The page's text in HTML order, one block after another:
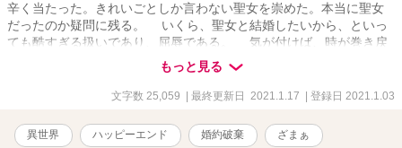
辛く当たった。きれいごとしか言わない聖女を崇めた。本当に聖女
だったのか疑問に残る。 いくら、聖女と結婚したいから、といっ
ても酷すぎる扱いであり、屈辱である。 気が付けば、時が巻き戻
り３歳頃のビクトリアになっていた。今から１５年間必死に勉強し
て、聖女を超える魅力的な聖女になって、仕返ししてやる……とい
うお話にする予定です。
もっと見る
文字数 25,059 | 最終更新日 2021.1.17 | 登録日 2021.1.03
異世界 ハッピーエンド 婚約破棄 ざまぁ